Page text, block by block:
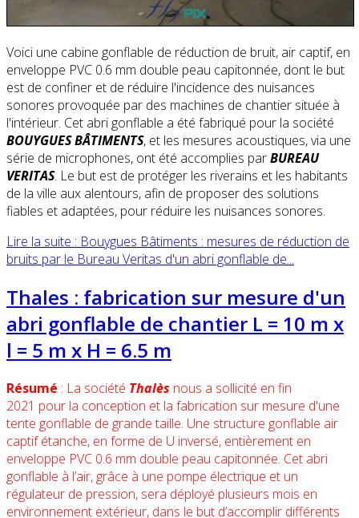
Voici une cabine gonflable de réduction de bruit, air captif, en
enveloppe PVC 0.6 mm double peau capitonnée, dont le but
est de confiner et de réduire l'incidence des nuisances
sonores provoquée par des machines de chantier située à
l'intérieur. Cet abri gonflable a été fabriqué pour la société
BOUYGUES BÂTIMENTS, et les mesures acoustiques, via une
série de microphones, ont été accomplies parBUREAU
VERITAS. Le but est de protéger les riverains et les habitants
de la ville aux alentours, afin de proposer des solutions
fiables et adaptées, pour réduire les nuisances sonores.
Lire la suite : Bouygues Bâtiments : mesures de réduction de
bruits par le Bureau Veritas d'un abri gonflable de...
Thales : fabrication sur mesure d'un
abri gonflable de chantier L = 10 m x
l = 5 m x H = 6.5 m
Résumé : La société Thalès nous a sollicité en fin
2021 pour la conception et la fabrication sur mesure d'une
tente gonflable de grande taille. Une structure gonflable air
captif étanche, en forme de U inversé, entièrement en
enveloppe PVC 0.6 mm double peau capitonnée. Cet abri
gonflable à l’air, grâce à une pompe électrique et un
régulateur de pression, sera déployé plusieurs mois en
environnement extérieur, dans le but d’accomplir différents